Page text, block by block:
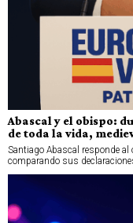
Abascal y el obispo:
de toda la vida,
Santiago Abascal responde
comparando sus